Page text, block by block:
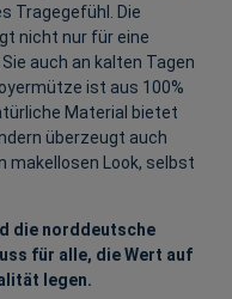
Tragegefühl. Die
nicht nur für eine
auch an kalten Tagen
ist aus 100%
Material bietet
überzeugt auch
makellosen Look, selbst
die norddeutsche
für alle, die Wert auf
legen.